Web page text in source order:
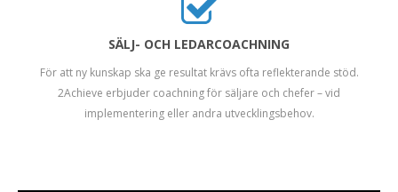
SÄLJ- OCH LEDARCOACHNING
För att ny kunskap ska ge resultat krävs ofta reflekterande stöd.
2Achieve erbjuder coachning för säljare och chefer – vid
implementering eller andra utvecklingsbehov.